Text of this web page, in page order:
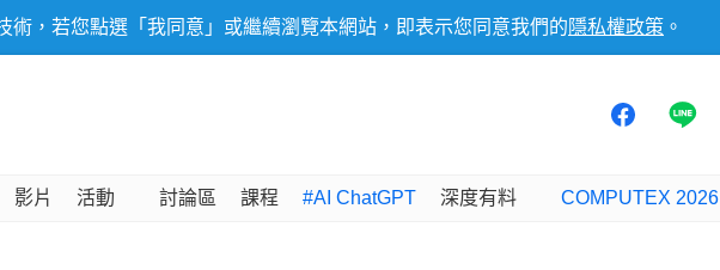
，若您點選「我同意」或繼續瀏覽本網站，即表示您同意我們的 隱私權政策 。
影片 活動 討論區 課程 #AI ChatGPT 深度有料 COMPUTEX 2026